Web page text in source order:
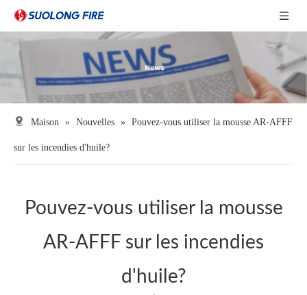
Maison » Nouvelles » Pouvez-vous utiliser la mousse AR-AFFF
sur les incendies d'huile?
Pouvez-vous utiliser la mousse
AR-AFFF sur les incendies
d'huile?